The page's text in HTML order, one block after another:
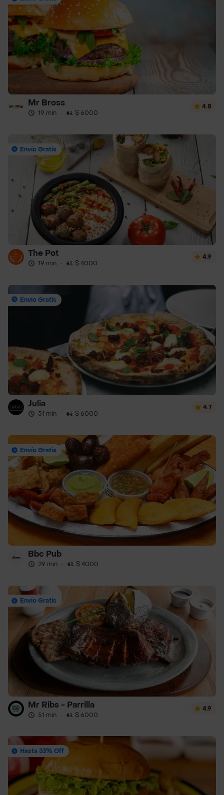
Mr Bross
19 min · $ 6000
4.8
Envío Gratis
The Pot
19 min · $ 4000
4.9
Envío Gratis
Julia
51 min · $ 6000
4.7
Envío Gratis
Bbc Pub
29 min · $ 4000
Envío Gratis
Mr Ribs - Parrilla
51 min · $ 6000
4.9
Hasta 33% Off